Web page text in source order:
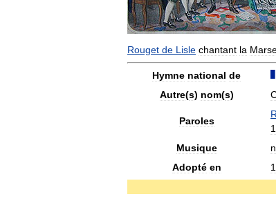
Rouget de Lisle chantant la
Hymne national de
Autre(s) nom(s)
Paroles
Musique
Adopté en